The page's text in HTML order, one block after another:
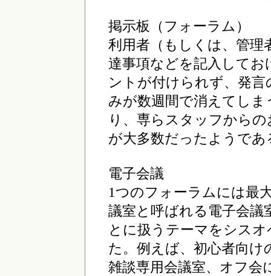
掲示板（フォーラム）
利用者（もしくは、管理
達事項などを記入して
ントが付けられず、発
みが数週間で消えてし
り、専らスタッフから
が大多数だったようであ
電子会議
1つのフォーラムには最
議室と呼ばれる電子会議
とに扱うテーマをシス
た。例えば、初心者向け
雑談専用会議室、オフ